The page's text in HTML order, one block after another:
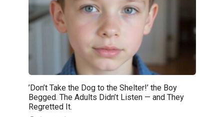
’Don’t Take the Dog to the Shelter!’ the Boy
Begged. The Adults Didn’t Listen — and They
Regretted It.